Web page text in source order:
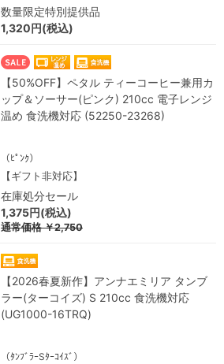
数量限定特別提供品
1,320円(税込)
【50%OFF】ペタル ティーコーヒー兼用カ
ップ＆ソーサー(ピンク) 210cc 電子レンジ
温め 食洗機対応 (52250-23268)
（ﾋﾟﾝｸ）
【ギフト非対応】
在庫処分セール
1,375円(税込)
通常価格￥2,750
【2026春夏新作】アンナエミリア タンブ
ラー(ターコイズ) S 210cc 食洗機対応
(UG1000-16TRQ)
（ﾀﾝﾌﾞﾗｰSﾀｰｺｲｽﾞ）